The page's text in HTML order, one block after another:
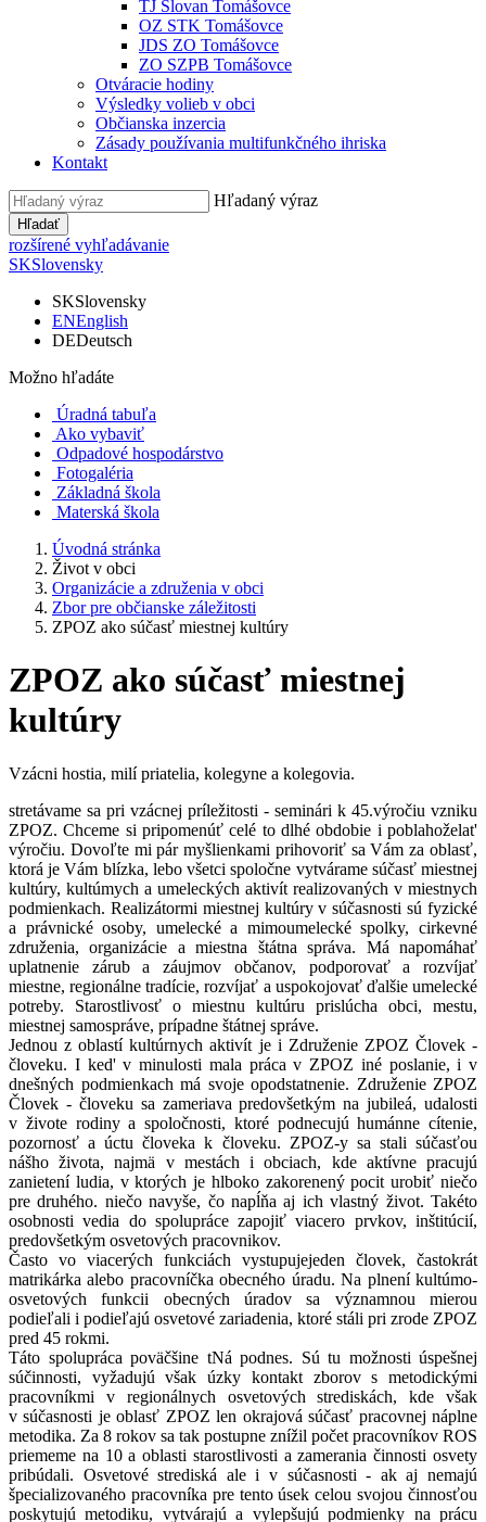
TJ Slovan Tomášovce
OZ STK Tomášovce
JDS ZO Tomášovce
ZO SZPB Tomášovce
Otváracie hodiny
Výsledky volieb v obci
Občianska inzercia
Zásady používania multifunkčného ihriska
Kontakt
Hľadaný výraz
Hľadať
rozšírené vyhľadávanie
SKSlovensky
SKSlovensky
ENEnglish
DEDeutsch
Možno hľadáte
Úradná tabuľa
Ako vybaviť
Odpadové hospodárstvo
Fotogaléria
Základná škola
Materská škola
Úvodná stránka
Život v obci
Organizácie a združenia v obci
Zbor pre občianske záležitosti
ZPOZ ako súčasť miestnej kultúry
ZPOZ ako súčasť miestnej
kultúry
Vzácni hostia, milí priatelia, kolegyne a kolegovia.
stretávame sa pri vzácnej príležitosti - seminári k 45.výročiu vzniku
ZPOZ. Chceme si pripomenúť celé to dlhé obdobie i poblahoželat'
výročiu. Dovoľte mi pár myšlienkami prihovoriť sa Vám za oblasť,
ktorá je Vám blízka, lebo všetci spoločne vytvárame súčasť miestnej
kultúry, kultúmych a umeleckých aktivít realizovaných v miestnych
podmienkach. Realizátormi miestnej kultúry v súčasnosti sú fyzické
a právnické osoby, umelecké a mimoumelecké spolky, cirkevné
združenia, organizácie a miestna štátna správa. Má napomáhať
uplatnenie zárub a záujmov občanov, podporovať a rozvíjať
miestne, regionálne tradície, rozvíjať a uspokojovať ďalšie umelecké
potreby. Starostlivosť o miestnu kultúru prislúcha obci, mestu,
miestnej samospráve, prípadne štátnej správe.
Jednou z oblastí kultúrnych aktivít je i Združenie ZPOZ Človek -
človeku. I ked' v minulosti mala práca v ZPOZ iné poslanie, i v
dnešných podmienkach má svoje opodstatnenie. Združenie ZPOZ
Človek - človeku sa zameriava predovšetkým na jubileá, udalosti
v živote rodiny a spoločnosti, ktoré podnecujú humánne cítenie,
pozornosť a úctu človeka k človeku. ZPOZ-y sa stali súčasťou
nášho života, najmä v mestách i obciach, kde aktívne pracujú
zanietení ludia, v ktorých je hlboko zakorenený pocit urobiť niečo
pre druhého. niečo navyše, čo napĺňa aj ich vlastný život. Takéto
osobnosti vedia do spolupráce zapojiť viacero prvkov, inštitúcií,
predovšetkým osvetových pracovnikov.
Často vo viacerých funkciách vystupujejeden človek, častokrát
matrikárka alebo pracovníčka obecného úradu. Na plnení kultúmo-
osvetových funkcii obecných úradov sa významnou mierou
podieľali i podieľajú osvetové zariadenia, ktoré stáli pri zrode ZPOZ
pred 45 rokmi.
Táto spolupráca poväčšine tNá podnes. Sú tu možnosti úspešnej
súčinnosti, vyžadujú však úzky kontakt zborov s metodickými
pracovníkmi v regionálnych osvetových strediskách, kde však
v súčasnosti je oblasť ZPOZ len okrajová súčasť pracovnej náplne
metodika. Za 8 rokov sa tak postupne znížil počet pracovníkov ROS
priememe na 10 a oblasti starostlivosti a zamerania činnosti osvety
pribúdali. Osvetové strediská ale i v súčasnosti - ak aj nemajú
špecializovaného pracovníka pre tento úsek celou svojou činnosťou
poskytujú metodiku, vytvárajú a vylepšujú podmienky na prácu